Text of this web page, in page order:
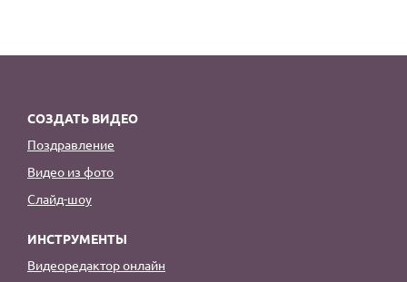
СОЗДАТЬ ВИДЕО
Поздравление
Видео из фото
Слайд-шоу
ИНСТРУМЕНТЫ
Видеоредактор онлайн